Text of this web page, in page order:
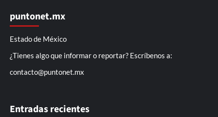
puntonet.mx
Estado de México
¿Tienes algo que informar o reportar? Escríbenos a:
contacto@puntonet.mx
Entradas recientes